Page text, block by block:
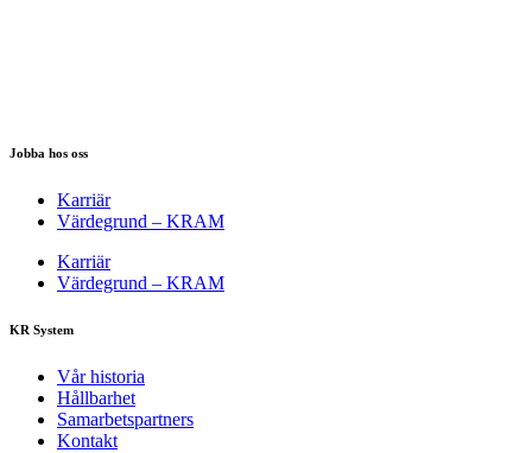
Jobba hos oss
Karriär
Värdegrund – KRAM
Karriär
Värdegrund – KRAM
KR System
Vår historia
Hållbarhet
Samarbetspartners
Kontakt